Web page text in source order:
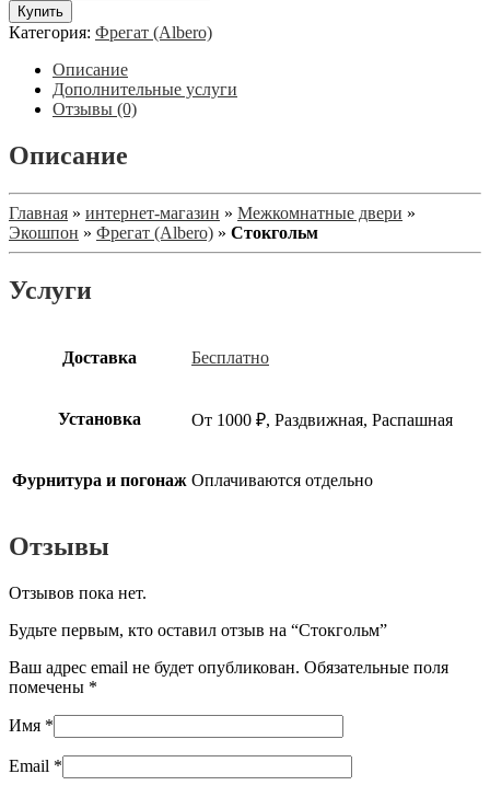
Купить
Категория: Фрегат (Albero)
Описание
Дополнительные услуги
Отзывы (0)
Описание
Главная » интернет-магазин » Межкомнатные двери »
Экошпон » Фрегат (Albero) » Стокгольм
Услуги
Доставка Бесплатно
Установка От 1000 ₽, Раздвижная, Распашная
Фурнитура и погонаж Оплачиваются отдельно
Отзывы
Отзывов пока нет.
Будьте первым, кто оставил отзыв на “Стокгольм”
Ваш адрес email не будет опубликован. Обязательные поля
помечены *
Имя *
Email *